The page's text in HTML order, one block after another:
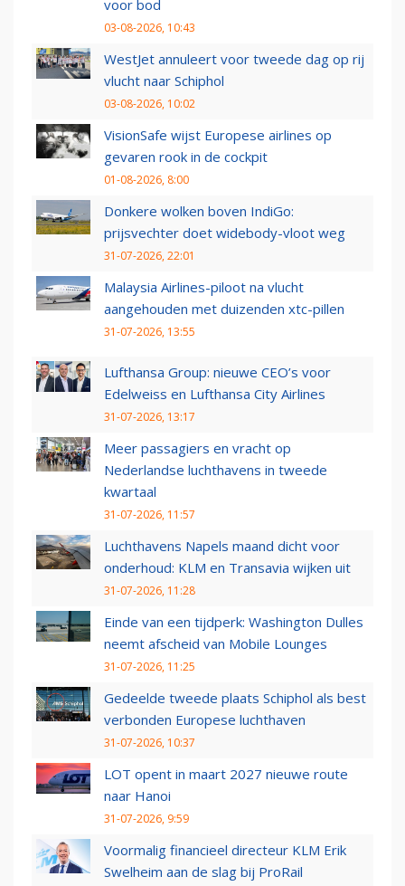
voor bod
03-08-2026, 10:43
WestJet annuleert voor tweede dag op rij
vlucht naar Schiphol
03-08-2026, 10:02
VisionSafe wijst Europese airlines op
gevaren rook in de cockpit
01-08-2026, 8:00
Donkere wolken boven IndiGo:
prijsvechter doet widebody-vloot weg
31-07-2026, 22:01
Malaysia Airlines-piloot na vlucht
aangehouden met duizenden xtc-pillen
31-07-2026, 13:55
Lufthansa Group: nieuwe CEO’s voor
Edelweiss en Lufthansa City Airlines
31-07-2026, 13:17
Meer passagiers en vracht op
Nederlandse luchthavens in tweede
kwartaal
31-07-2026, 11:57
Luchthavens Napels maand dicht voor
onderhoud: KLM en Transavia wijken uit
31-07-2026, 11:28
Einde van een tijdperk: Washington Dulles
neemt afscheid van Mobile Lounges
31-07-2026, 11:25
Gedeelde tweede plaats Schiphol als best
verbonden Europese luchthaven
31-07-2026, 10:37
LOT opent in maart 2027 nieuwe route
naar Hanoi
31-07-2026, 9:59
Voormalig financieel directeur KLM Erik
Swelheim aan de slag bij ProRail